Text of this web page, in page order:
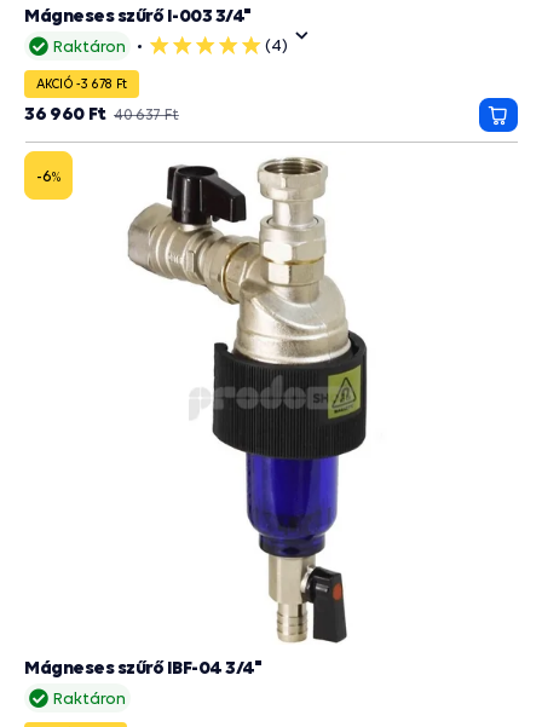
Raktáron
5
(4)
Mágneses szűrő I-003 3/4"
AKCIÓ -3 678 Ft
40 637 Ft
36 960 Ft
-6%
Raktáron
Mágneses szűrő IBF-04 3/4"